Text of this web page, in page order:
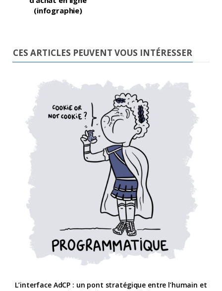
(infographie)
CES ARTICLES PEUVENT VOUS INTÉRESSER
L’interface AdCP : un pont stratégique entre l’humain et